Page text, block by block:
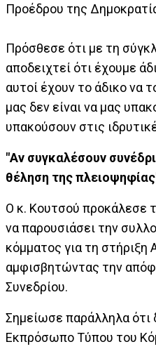
Προέδρου της
Πρόσθεσε ότι με τη
αποδειχτεί ότι έχουμε
αυτοί έχουν το άδικο να
μας δεν είναι να μας
υπακούσουν στις
"Αν συγκαλέσουν
θέληση της
Ο κ. Κουτσού προκάλεσε
να παρουσιάσει την
κόμματος για τη στήριξη
αμφισβητώντας την
Συνεδρίου.
Σημείωσε παράλληλα ότι
Εκπρόσωπο Τύπου του